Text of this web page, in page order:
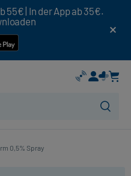
55€ | In der App ab 35€.
0,5% Spray